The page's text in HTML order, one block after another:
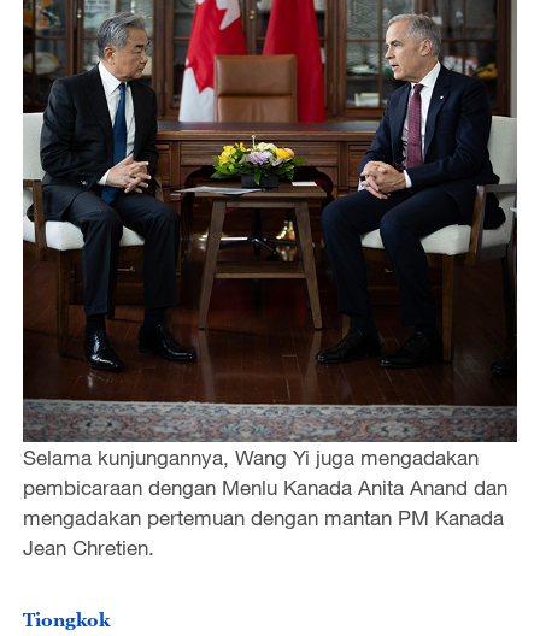
Selama kunjungannya, Wang Yi juga mengadakan
pembicaraan dengan Menlu Kanada Anita Anand dan
mengadakan pertemuan dengan mantan PM Kanada
Jean Chretien.
Tiongkok